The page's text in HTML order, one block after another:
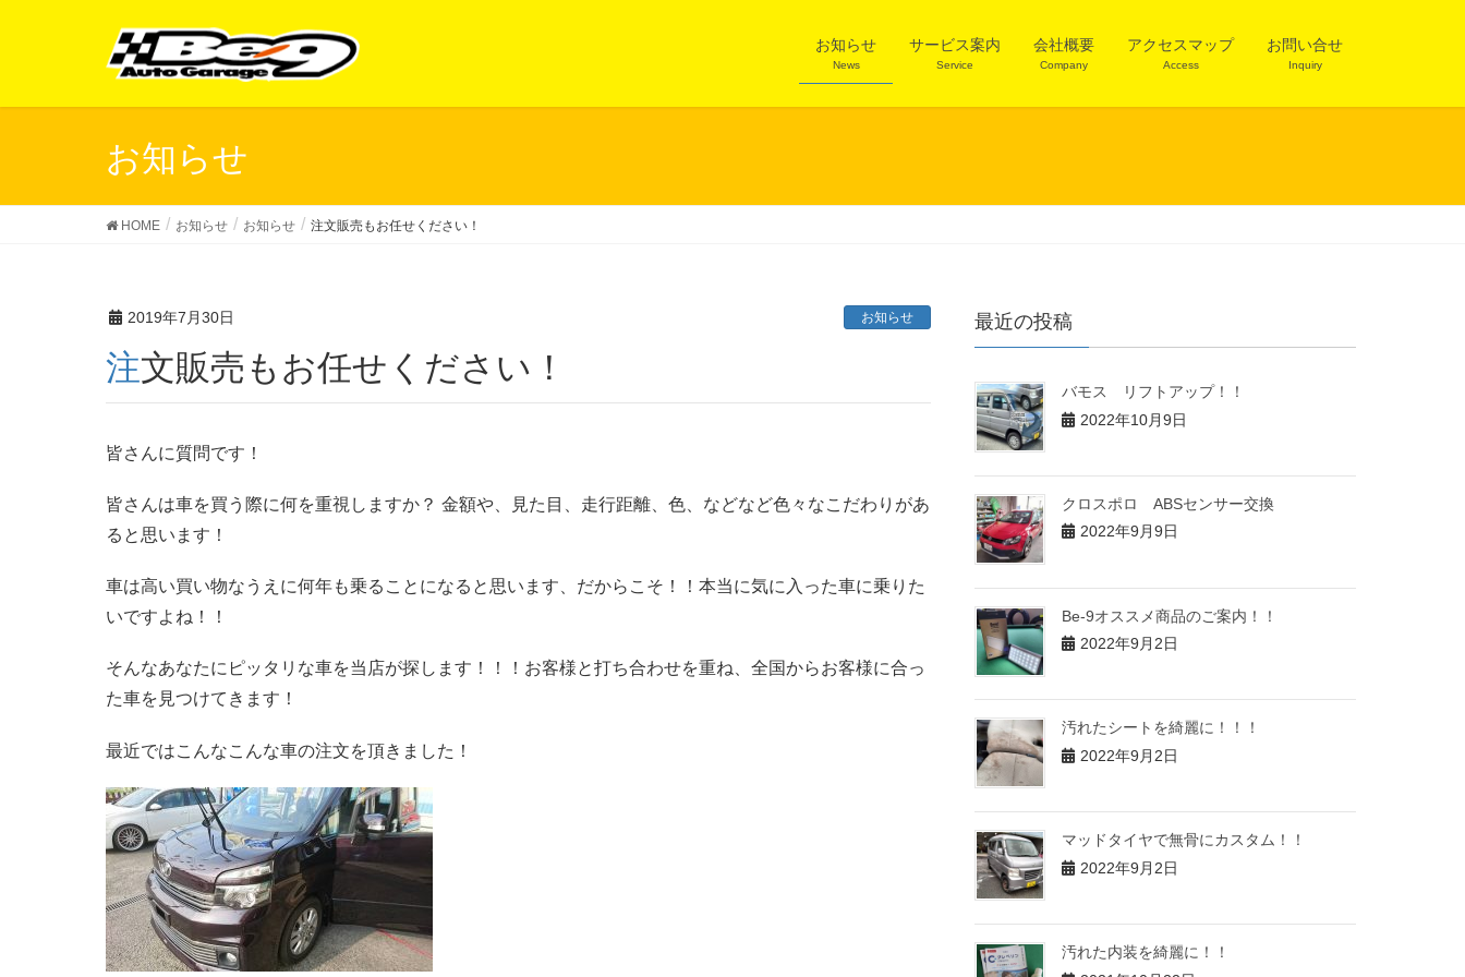
お知らせ
News
サービス案内
Service
会社概要
Company
アクセスマップ
Access
お問い合せ
Inquiry
お知らせ
HOME お知らせ お知らせ 注文販売もお任せください！
2019年7月30日 お知らせ
注文販売もお任せください！
皆さんに質問です！
皆さんは車を買う際に何を重視しますか？ 金額や、見た目、走行距離、色、などなど色々なこだわりがあ
ると思います！
車は高い買い物なうえに何年も乗ることになると思います、だからこそ！！本当に気に入った車に乗りた
いですよね！！
そんなあなたにピッタリな車を当店が探します！！！お客様と打ち合わせを重ね、全国からお客様に合っ
た車を見つけてきます！
最近ではこんなこんな車の注文を頂きました！
最近の投稿
バモス リフトアップ！！
2022年10月9日
クロスポロ ABSセンサー交換
2022年9月9日
Be-9オススメ商品のご案内！！
2022年9月2日
汚れたシートを綺麗に！！！
2022年9月2日
マッドタイヤで無骨にカスタム！！
2022年9月2日
汚れた内装を綺麗に！！